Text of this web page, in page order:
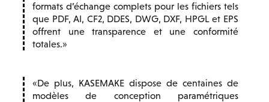
formats d’échange complets pour les fichiers tels
que PDF, AI, CF2, DDES, DWG, DXF, HPGL et EPS
offrent une transparence et une conformité
totales.
De plus, KASEMAKE dispose de centaines de
modèles de conception paramétriques